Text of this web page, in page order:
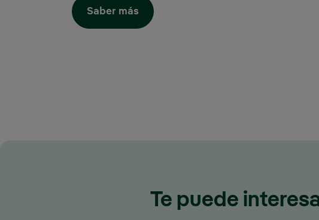
Saber más Enlace externo, se abre en ventana
Te puede